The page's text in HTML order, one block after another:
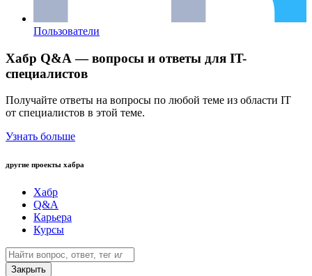
Пользователи
Хабр Q&A — вопросы и ответы для IT-
специалистов
Получайте ответы на вопросы по любой теме из области IT
от специалистов в этой теме.
Узнать больше
другие проекты хабра
Хабр
Q&A
Карьера
Курсы
Закрыть